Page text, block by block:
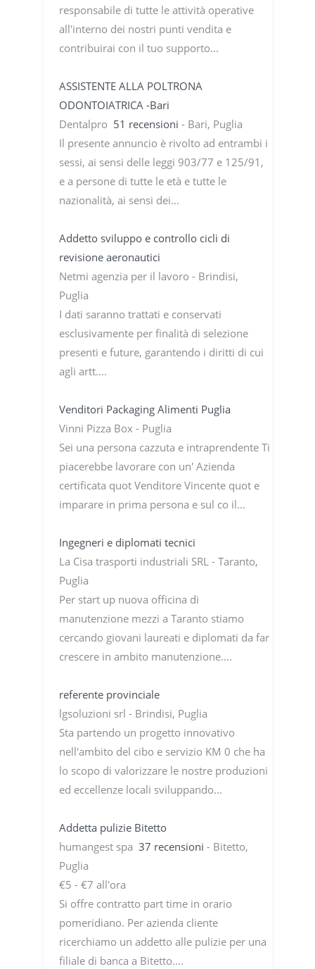
responsabile di tutte le attività operative
all'interno dei nostri punti vendita e
contribuirai con il tuo supporto...
ASSISTENTE ALLA POLTRONA
ODONTOIATRICA -Bari
Dentalpro 51 recensioni - Bari, Puglia
Il presente annuncio è rivolto ad entrambi i
sessi, ai sensi delle leggi 903/77 e 125/91,
e a persone di tutte le età e tutte le
nazionalità, ai sensi dei...
Addetto sviluppo e controllo cicli di
revisione aeronautici
Netmi agenzia per il lavoro - Brindisi,
Puglia
I dati saranno trattati e conservati
esclusivamente per finalità di selezione
presenti e future, garantendo i diritti di cui
agli artt....
Venditori Packaging Alimenti Puglia
Vinni Pizza Box - Puglia
Sei una persona cazzuta e intraprendente Ti
piacerebbe lavorare con un' Azienda
certificata quot Venditore Vincente quot e
imparare in prima persona e sul co il...
Ingegneri e diplomati tecnici
La Cisa trasporti industriali SRL - Taranto,
Puglia
Per start up nuova officina di
manutenzione mezzi a Taranto stiamo
cercando giovani laureati e diplomati da far
crescere in ambito manutenzione....
referente provinciale
lgsoluzioni srl - Brindisi, Puglia
Sta partendo un progetto innovativo
nell'ambito del cibo e servizio KM 0 che ha
lo scopo di valorizzare le nostre produzioni
ed eccellenze locali sviluppando...
Addetta pulizie Bitetto
humangest spa 37 recensioni - Bitetto,
Puglia
€5 - €7 all'ora
Si offre contratto part time in orario
pomeridiano. Per azienda cliente
ricerchiamo un addetto alle pulizie per una
filiale di banca a Bitetto....